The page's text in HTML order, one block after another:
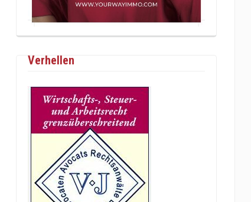
Verhellen